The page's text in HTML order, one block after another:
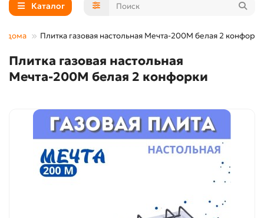
Каталог
дома Плитка газовая настольная Мечта-200М белая 2 конфорки
Плитка газовая настольная
Мечта-200М белая 2 конфорки